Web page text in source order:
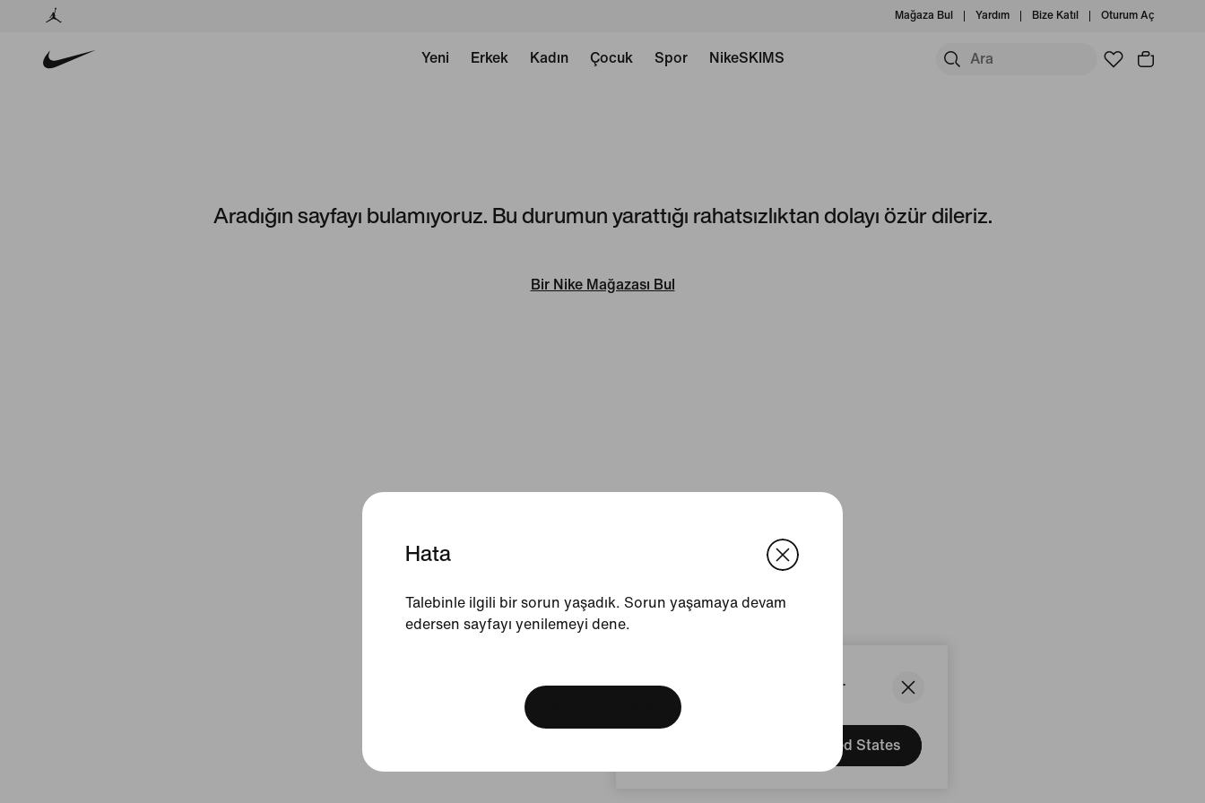
We think you are in United States.
Update your location?
United States
Hata
Talebinle ilgili bir sorun yaşadık. Sorun yaşamaya devam
edersen sayfayı yenilemeyi dene.
Mağaza Bul Yardım Bize Katıl Oturum Aç
Yeni Erkek Kadın Çocuk Spor NikeSKIMS
Aradığın sayfayı bulamıyoruz. Bu durumun yarattığı rahatsızlıktan dolayı özür dileriz.
Bir Nike Mağazası Bul